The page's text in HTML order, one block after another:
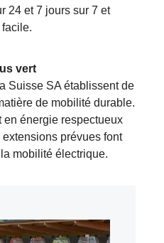
24 et 7 jours sur 7 et
vert
Suisse SA établissent de
de mobilité durable.
en énergie respectueux
prévues font
mobilité électrique.